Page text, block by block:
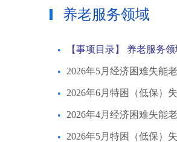
养老服务领域
【事项目录】 养老服务
2026年5月经济困难失能
2026年6月特困（低保）
2026年4月经济困难失能
2026年5月特困（低保）